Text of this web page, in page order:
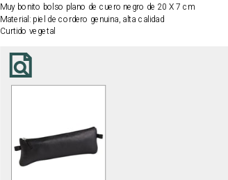
Muy bonito bolso plano de cuero negro de 20 X 7 cm
Material: piel de cordero genuina, alta calidad
Curtido vegetal